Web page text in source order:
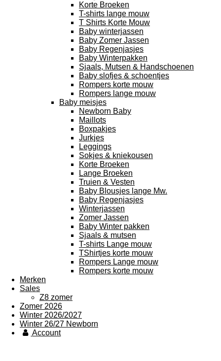
Korte Broeken
T-shirts lange mouw
T Shirts Korte Mouw
Baby winterjassen
Baby Zomer Jassen
Baby Regenjasjes
Baby Winterpakken
Sjaals, Mutsen & Handschoenen
Baby slofjes & schoentjes
Rompers korte mouw
Rompers lange mouw
Baby meisjes
Newborn Baby
Maillots
Boxpakjes
Jurkjes
Leggings
Sokjes & kniekousen
Korte Broeken
Lange Broeken
Truien & Vesten
Baby Blousjes lange Mw.
Baby Regenjasjes
Winterjassen
Zomer Jassen
Baby Winter pakken
Sjaals & mutsen
T-shirts Lange mouw
TShirtjes korte mouw
Rompers Lange mouw
Rompers korte mouw
Merken
Sales
Z8 zomer
Zomer 2026
Winter 2026/2027
Winter 26/27 Newborn
Account